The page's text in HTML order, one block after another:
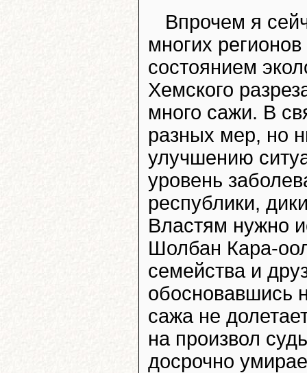
Впрочем я
многих
состоянием
Хемского
много сажи. В
разных мер, но
улучшению
уровень
республики,
Властям нужно
Шолбан Кара-
семейства и
обосновавшись
сажа не
на произвол
досрочно